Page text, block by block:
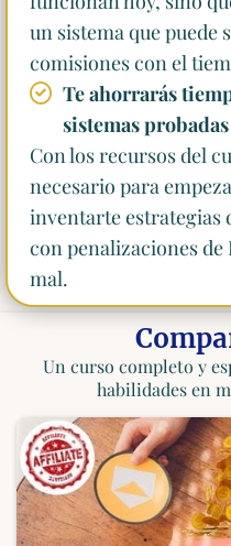
un sistema que puede
comisiones con el
Te ahorrarás
sistemas probadas
Con los recursos del
necesario para
inventarte estrategias
con penalizaciones
mal.
Un curso completo y
habilidades en